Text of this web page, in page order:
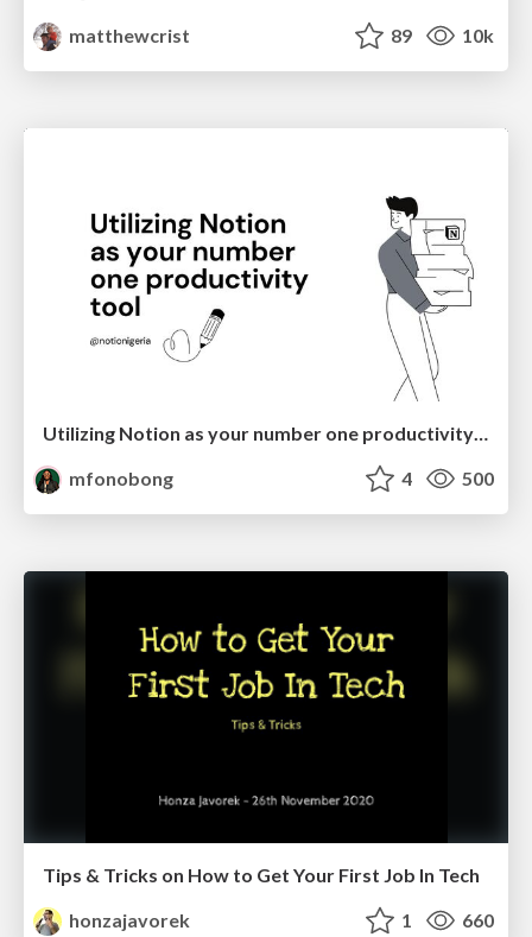
matthewcrist
89 10k
Utilizing Notion as your number one productivity tool
mfonobong
4 500
Tips & Tricks on How to Get Your First Job In Tech
honzajavorek
1 660